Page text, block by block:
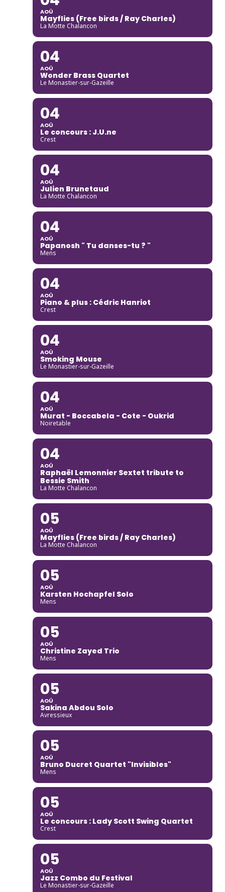
AOÛ
Mayflies (Free birds / Ray Charles)
La Motte Chalancon
04
AOÛ
Wonder Brass Quartet
Le Monastier-sur-Gazeille
04
AOÛ
Le concours : J.U.ne
Crest
04
AOÛ
Julien Brunetaud
La Motte Chalancon
04
AOÛ
Papanosh " Tu danses-tu ? "
Mens
04
AOÛ
Piano & plus : Cédric Hanriot
Crest
04
AOÛ
Smoking Mouse
Le Monastier-sur-Gazeille
04
AOÛ
Murat - Boccabela - Cote - Oukrid
Noiretable
04
AOÛ
Raphaël Lemonnier Sextet tribute to
Bessie Smith
La Motte Chalancon
05
AOÛ
Mayflies (Free birds / Ray Charles)
La Motte Chalancon
05
AOÛ
Karsten Hochapfel Solo
Mens
05
AOÛ
Christine Zayed Trio
Mens
05
AOÛ
Sakina Abdou Solo
Avressieux
05
AOÛ
Bruno Ducret Quartet "Invisibles"
Mens
05
AOÛ
Le concours : Lady Scott Swing Quartet
Crest
05
AOÛ
Jazz Combo du Festival
Le Monastier-sur-Gazeille